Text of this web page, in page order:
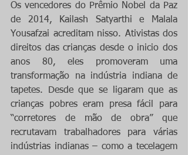
Os vencedores do Prêmio Nobel da Paz
de 2014, Kailash Satyarthi e Malala
Yousafzai acreditam nisso. Ativistas dos
direitos das crianças desde o inicio dos
anos 80, eles promoveram uma
transformação na indústria indiana de
tapetes. Desde que se ligaram que as
crianças pobres eram presa fácil para
“corretores de mão de obra” que
recrutavam trabalhadores para várias
indústrias indianas – como a tecelagem